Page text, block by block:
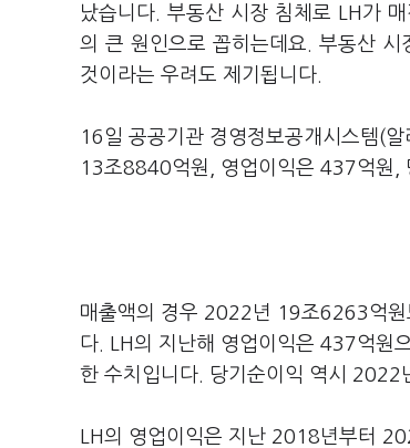
났습니다. 부동산 시장 침체로 LH가
의 큰 원인으로 꼽히는데요. 부동산
것이라는 우려도 제기됩니다.
16일 공공기관 경영정보공개시스템(
13조8840억원, 영업이익은 437억원,
매출액의 경우 2022년 19조6263억
다. LH의 지난해 영업이익은 437억
한 수치입니다. 당기순이익 역시
LH의 영업이익은 지난 2018년부터